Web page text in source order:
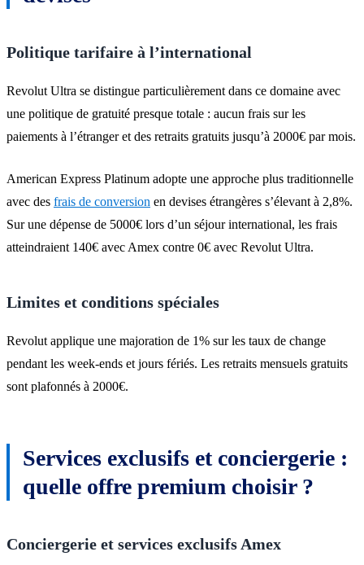
Politique tarifaire à l’international
Revolut Ultra se distingue particulièrement dans ce domaine avec
une politique de gratuité presque totale : aucun frais sur les
paiements à l’étranger et des retraits gratuits jusqu’à 2000€ par mois.
American Express Platinum adopte une approche plus traditionnelle
avec des frais de conversion en devises étrangères s’élevant à 2,8%.
Sur une dépense de 5000€ lors d’un séjour international, les frais
atteindraient 140€ avec Amex contre 0€ avec Revolut Ultra.
Limites et conditions spéciales
Revolut applique une majoration de 1% sur les taux de change
pendant les week-ends et jours fériés. Les retraits mensuels gratuits
sont plafonnés à 2000€.
Services exclusifs et conciergerie :
quelle offre premium choisir ?
Conciergerie et services exclusifs Amex